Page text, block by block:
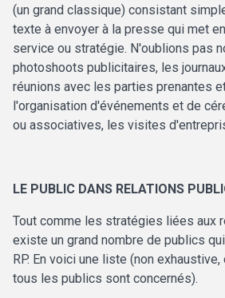
(un grand classique) consistant
texte à envoyer à la presse qui met
service ou stratégie. N'oublions pas
photoshoots publicitaires, les
réunions avec les parties prenantes
l'organisation d'événements et de
ou associatives, les visites
LE PUBLIC DANS RELATIONS
Tout comme les stratégies liées aux
existe un grand nombre de publics
RP. En voici une liste (non
tous les publics sont concernés).